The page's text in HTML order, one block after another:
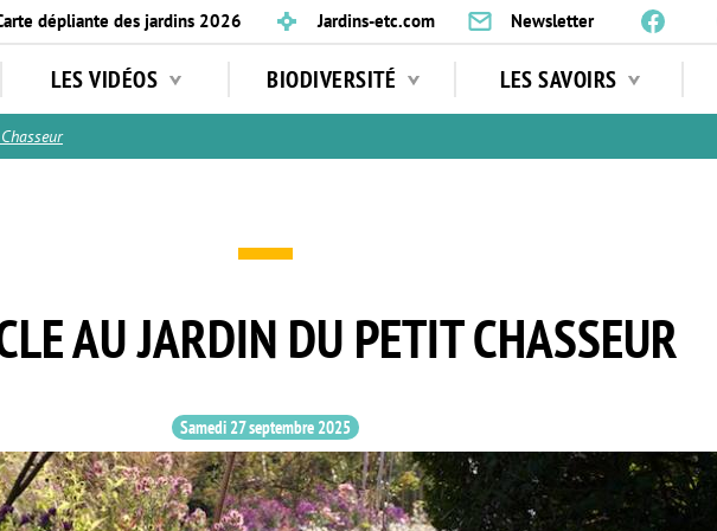
dépliante des jardins 2026 Jardins-etc.com Newsletter
LES VIDÉOS BIODIVERSITÉ LES SAVOIRS
AU JARDIN DU PETIT CHASSEUR
Samedi 27 septembre 2025